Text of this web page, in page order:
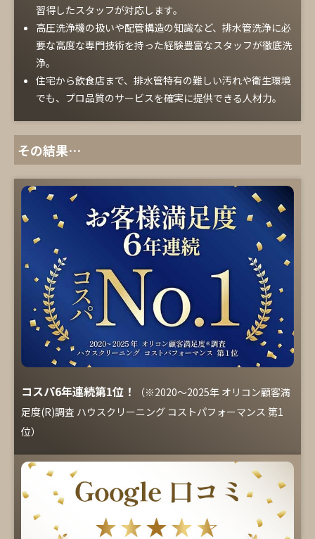
習得したスタッフが対応します。
高圧洗浄機の扱いや配管構造の知識など、排水管洗浄に必
要な高度な専門技術を持った経験豊富なスタッフが徹底洗
浄。
住宅から飲食店まで、排水管特有の難しい汚れや衛生環境
でも、プロ品質のサービスを確実に提供できる人材力。
その結果…
コスパ6年連続第1位！
（※2020～2025年 オリコン顧客満
足度(R)調査 ハウスクリーニング コストパフォーマンス 第1
位）